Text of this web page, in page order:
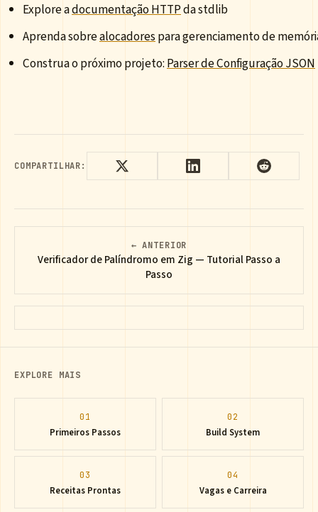
Explore adocumentação HTTPda stdlib
Aprenda sobrealocadorespara gerenciamento de
Construa o próximo projeto:Parser de Configuração JSON
COMPARTILHAR:
← ANTERIOR
Verificador de Palíndromo em Zig — Tutorial Passo a
Passo
EXPLORE MAIS
01
Primeiros Passos
02
Build System
03
Receitas Prontas
04
Vagas e Carreira